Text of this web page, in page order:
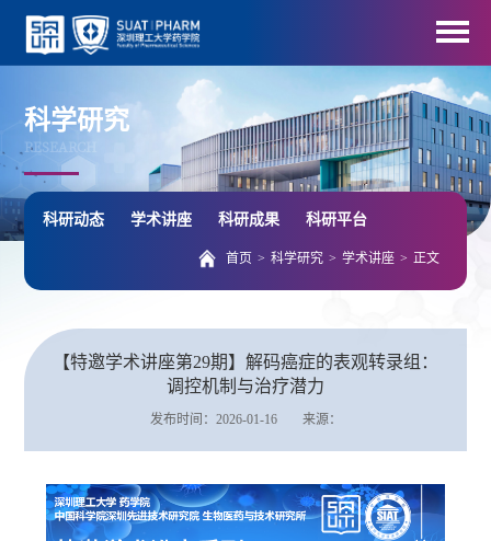
科学研究
RESEARCH
科研动态 学术讲座 科研成果 科研平台
首页 > 科学研究 > 学术讲座 > 正文
【特邀学术讲座第29期】解码癌症的表观转录组：
调控机制与治疗潜力
发布时间：2026-01-16 来源：